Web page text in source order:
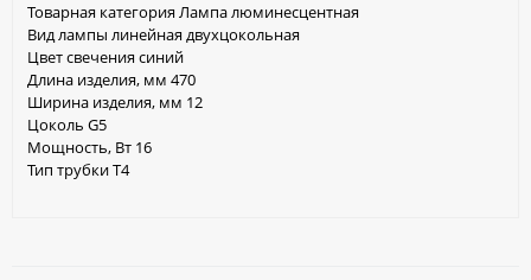
Товарная категория Лампа люминесцентная
Вид лампы линейная двухцокольная
Цвет свечения синий
Длина изделия, мм 470
Ширина изделия, мм 12
Цоколь G5
Мощность, Вт 16
Тип трубки T4